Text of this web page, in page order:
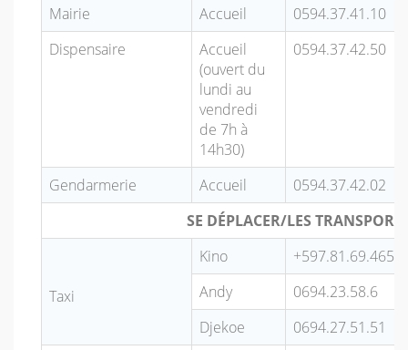
Mairie Accueil
0594.37.41.10
Dispensaire
Accueil
(ouvert du
lundi au
vendredi
de 7h à
14h30)
0594.37.42.50
Gendarmerie Accueil
0594.37.42.02
SE DÉPLACER/LES
Taxi
Kino
+597.81.69.465
Andy
0694.23.58.6
Djekoe
0694.27.51.51